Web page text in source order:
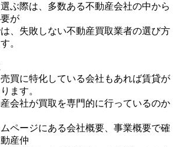
ぶ際は、多数ある不動産会社の中から
が
、失敗しない不動産買取業者の選び方
。
買に特化している会社もあれば賃貸が
ます。
会社が買取を専門的に行っているのか
ページにある会社概要、事業概要で確
産仲